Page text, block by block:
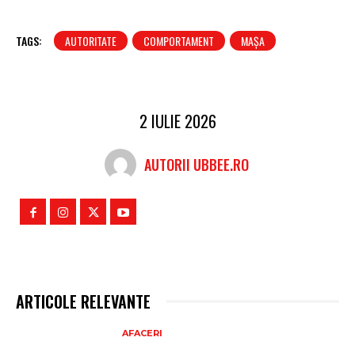
TAGS: AUTORITATE COMPORTAMENT MAȘA
2 IULIE 2026
AUTORII UBBEE.RO
ARTICOLE RELEVANTE
AFACERI